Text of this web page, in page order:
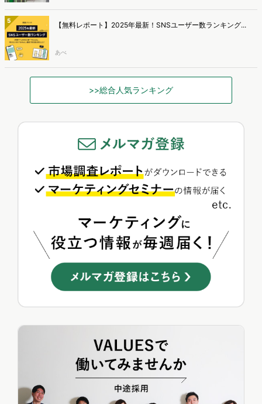
5 【無料レポート】2025年最新！SNSユーザー数ランキング...
あべ
>>総合人気ランキング